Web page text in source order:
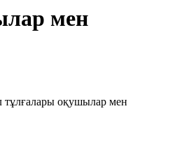
мен
тұлғалары оқушылар мен